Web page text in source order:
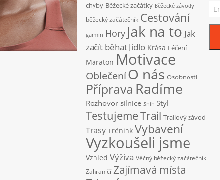
chyby Běžecké začátky Běžecké závody
běžecký začátečník Cestování
garmin Hory Jak na to Jak
začít běhat Jídlo Krása Léčení
Maraton Motivace
OblečeníO nás Osobnosti
Příprava Radíme
Rozhovor silnice Sníh Styl
TestujemeTrail Trailový závod
Trasy Trénink Vybavení
Vyzkoušeli jsme
Vzhled Výživa Věčný běžecký začátečník
Zahraničí Zajímavá místa